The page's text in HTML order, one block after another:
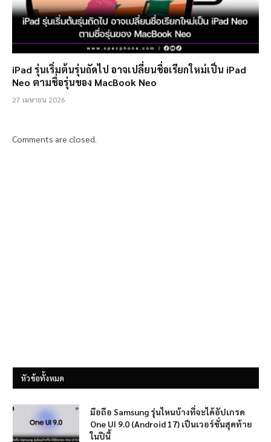
iPad รุ่นเริ่มต้นรุ่นถัดไป อาจเปลี่ยนชื่อเรียกใหม่เป็น iPad
Neo ตามชื่อรุ่นของ MacBook Neo
27 เมษายน 2026
Comments are closed.
หัวข้อทั้งหมด
มือถือ Samsung รุ่นไหนบ้างที่จะได้อัปเกรด
One UI 9.0 (Android 17) เป็นเวอร์ชั่นสุดท้าย
ในปีนี้